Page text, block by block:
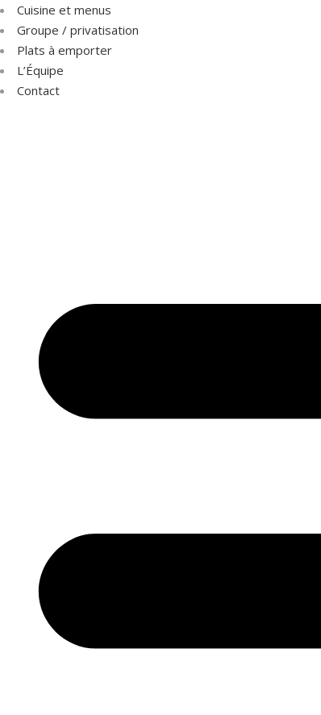
Cuisine et menus
Groupe / privatisation
Plats à emporter
L’Équipe
Contact